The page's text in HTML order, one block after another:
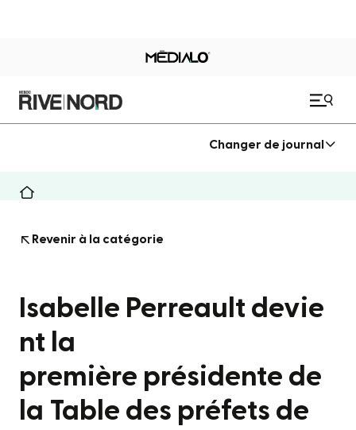
Changer de journal
Revenir à la catégorie
Isabelle Perreault devie
nt la
première présidente de
la Table des préfets de